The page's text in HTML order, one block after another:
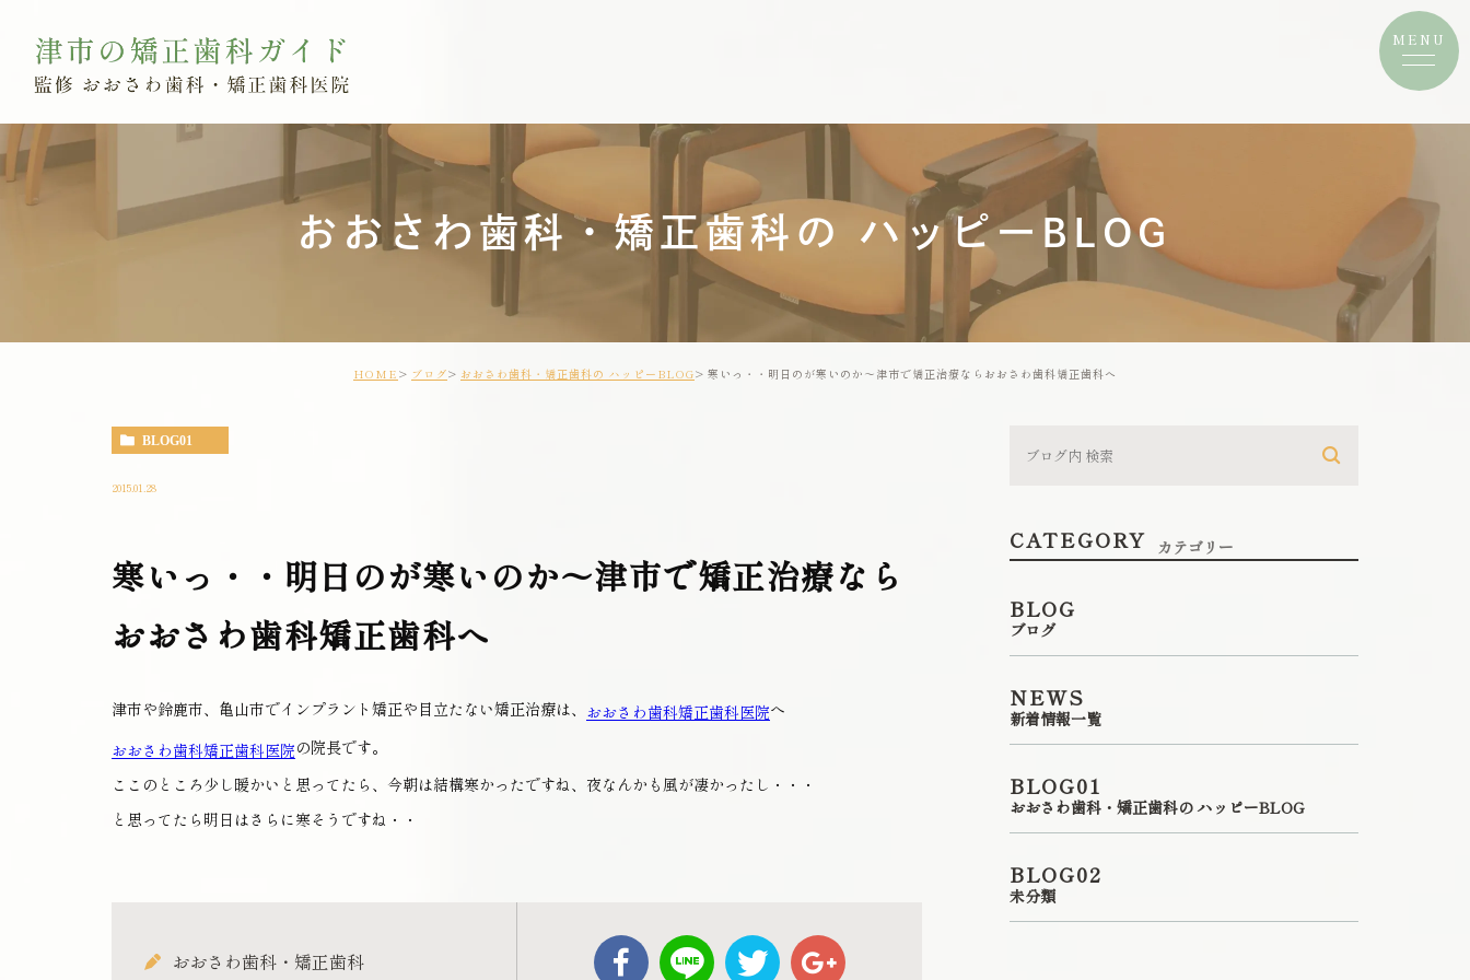
おおさわ歯科・矯正歯科の ハッピーBLOG
HOME ブログ おおさわ歯科・矯正歯科の ハッピーBLOG 寒いっ・・明日のが寒いのか～津市で矯正治療ならおおさわ歯科矯正歯科へ
BLOG01
2015.01.28
寒いっ・・明日のが寒いのか～津市で矯正治療なら
おおさわ歯科矯正歯科へ
津市や鈴鹿市、亀山市でインプラント矯正や目立たない矯正治療は、 おおさわ歯科矯正歯科医院へ
おおさわ歯科矯正歯科医院の院長です。
ここのところ少し暖かいと思ってたら、今朝は結構寒かったですね、夜なんかも風が凄かったし・・・
と思ってたら明日はさらに寒そうですね・・
おおさわ歯科・矯正歯科
CATEGORY カテゴリー
BLOG
ブログ
NEWS
新着情報一覧
BLOG01
おおさわ歯科・矯正歯科の ハッピーBLOG
BLOG02
未分類